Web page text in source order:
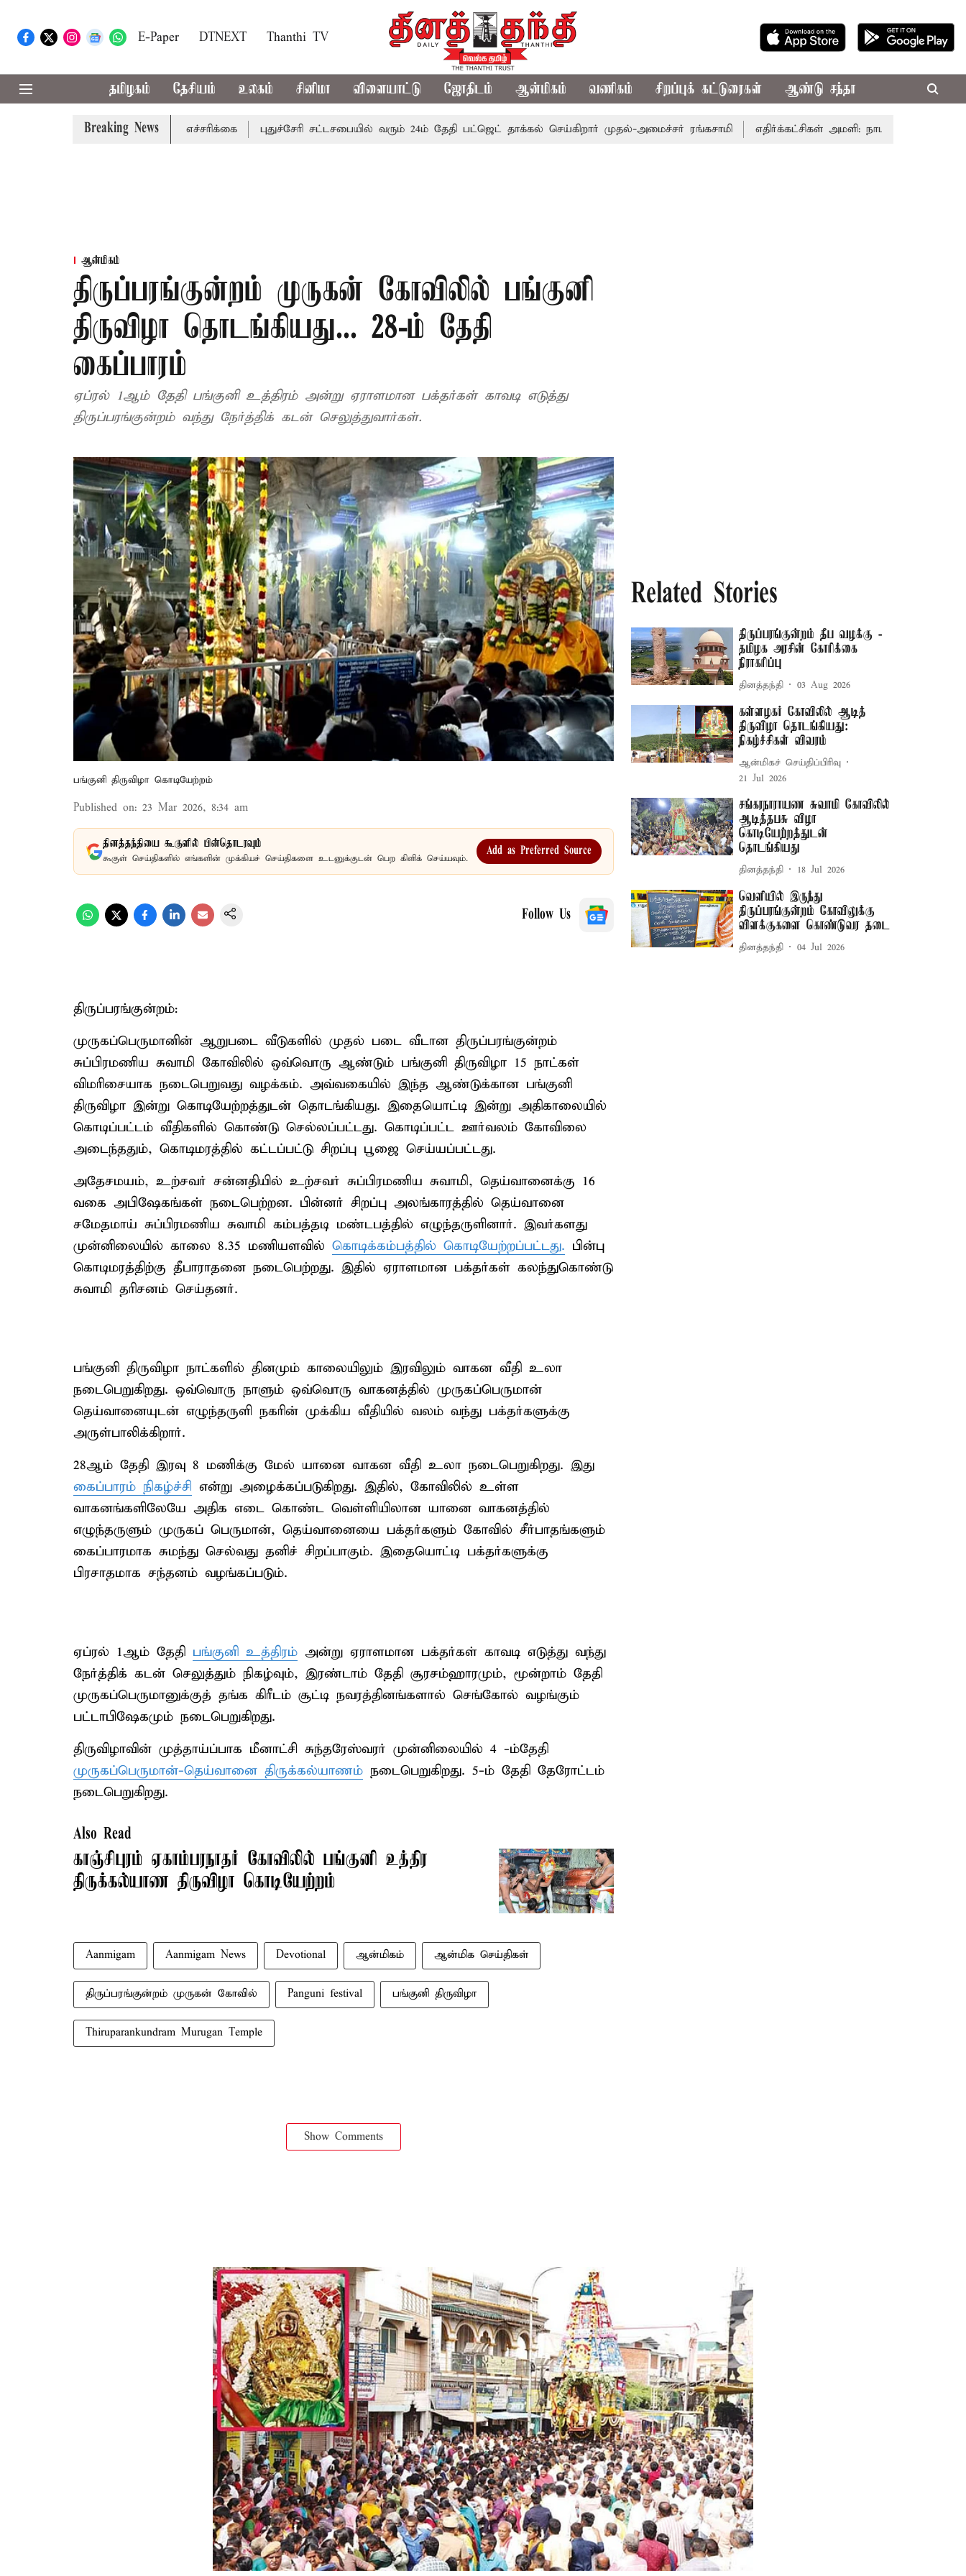
E-Paper DTNEXT Thanthi TV
தமிழகம் தேசியம் உலகம் சினிமா விளையாட்டு ஜோதிடம் ஆன்மிகம் வணிகம் சிறப்புக் கட்டுரைகள் ஆண்டு சந்தா
Breaking News
கன மழை எச்சரிக்கை புதுச்சேரி சட்டசபையில் வரும் 24ம் தேதி பட்ஜெட் தாக்கல் செய்கிறார் முதல்-அமைச்சர் ரங்கசாமி எதிர்க்கட்சிகள் அமளி: நாடாளுமன்ற இரு
ஆன்மிகம்
திருப்பரங்குன்றம் முருகன் கோவிலில் பங்குனி
திருவிழா தொடங்கியது... 28-ம் தேதி
கைப்பாரம்
ஏப்ரல் 1ஆம் தேதி பங்குனி உத்திரம் அன்று ஏராளமான பக்தர்கள் காவடி எடுத்து
திருப்பரங்குன்றம் வந்து நேர்த்திக் கடன் செலுத்துவார்கள்.
பங்குனி திருவிழா கொடியேற்றம்
Published on: 23 Mar 2026, 8:34 am
தினத்தந்தியை கூகுளில் பின்தொடரவும்
கூகுள் செய்திகளில் எங்களின் முக்கியச் செய்திகளை உடனுக்குடன் பெற கிளிக் செய்யவும்.
Add as Preferred Source
Follow Us
திருப்பரங்குன்றம்:
முருகப்பெருமானின் ஆறுபடை வீடுகளில் முதல் படை வீடான திருப்பரங்குன்றம்
சுப்பிரமணிய சுவாமி கோவிலில் ஒவ்வொரு ஆண்டும் பங்குனி திருவிழா 15 நாட்கள்
விமரிசையாக நடைபெறுவது வழக்கம். அவ்வகையில் இந்த ஆண்டுக்கான பங்குனி
திருவிழா இன்று கொடியேற்றத்துடன் தொடங்கியது. இதையொட்டி இன்று அதிகாலையில்
கொடிப்பட்டம் வீதிகளில் கொண்டு செல்லப்பட்டது. கொடிப்பட்ட ஊர்வலம் கோவிலை
அடைந்ததும், கொடிமரத்தில் கட்டப்பட்டு சிறப்பு பூஜை செய்யப்பட்டது.
அதேசமயம், உற்சவர் சன்னதியில் உற்சவர் சுப்பிரமணிய சுவாமி, தெய்வானைக்கு 16
வகை அபிஷேகங்கள் நடைபெற்றன. பின்னர் சிறப்பு அலங்காரத்தில் தெய்வானை
சமேதமாய் சுப்பிரமணிய சுவாமி கம்பத்தடி மண்டபத்தில் எழுந்தருளினார். இவர்களது
முன்னிலையில் காலை 8.35 மணியளவில் கொடிக்கம்பத்தில் கொடியேற்றப்பட்டது. பின்பு
கொடிமரத்திற்கு தீபாராதனை நடைபெற்றது. இதில் ஏராளமான பக்தர்கள் கலந்துகொண்டு
சுவாமி தரிசனம் செய்தனர்.
பங்குனி திருவிழா நாட்களில் தினமும் காலையிலும் இரவிலும் வாகன வீதி உலா
நடைபெறுகிறது. ஒவ்வொரு நாளும் ஒவ்வொரு வாகனத்தில் முருகப்பெருமான்
தெய்வானையுடன் எழுந்தருளி நகரின் முக்கிய வீதியில் வலம் வந்து பக்தர்களுக்கு
அருள்பாலிக்கிறார்.
28ஆம் தேதி இரவு 8 மணிக்கு மேல் யானை வாகன வீதி உலா நடைபெறுகிறது. இது
கைப்பாரம் நிகழ்ச்சி என்று அழைக்கப்படுகிறது. இதில், கோவிலில் உள்ள
வாகனங்களிலேயே அதிக எடை கொண்ட வெள்ளியிலான யானை வாகனத்தில்
எழுந்தருளும் முருகப் பெருமான், தெய்வானையை பக்தர்களும் கோவில் சீர்பாதங்களும்
கைப்பாரமாக சுமந்து செல்வது தனிச் சிறப்பாகும். இதையொட்டி பக்தர்களுக்கு
பிரசாதமாக சந்தனம் வழங்கப்படும்.
ஏப்ரல் 1ஆம் தேதி பங்குனி உத்திரம் அன்று ஏராளமான பக்தர்கள் காவடி எடுத்து வந்து
நேர்த்திக் கடன் செலுத்தும் நிகழ்வும், இரண்டாம் தேதி சூரசம்ஹாரமும், மூன்றாம் தேதி
முருகப்பெருமானுக்குத் தங்க கிரீடம் சூட்டி நவரத்தினங்களால் செங்கோல் வழங்கும்
பட்டாபிஷேகமும் நடைபெறுகிறது.
திருவிழாவின் முத்தாய்ப்பாக மீனாட்சி சுந்தரேஸ்வரர் முன்னிலையில் 4 -ம்தேதி
முருகப்பெருமான்-தெய்வானை திருக்கல்யாணம் நடைபெறுகிறது. 5-ம் தேதி தேரோட்டம்
நடைபெறுகிறது.
Also Read
காஞ்சிபுரம் ஏகாம்பரநாதர் கோவிலில் பங்குனி உத்திர
திருக்கல்யாண திருவிழா கொடியேற்றம்
Aanmigam Aanmigam News Devotional ஆன்மிகம் ஆன்மிக செய்திகள்
திருப்பரங்குன்றம் முருகன் கோவில் Panguni festival பங்குனி திருவிழா
Thiruparankundram Murugan Temple
Show Comments
Related Stories
திருப்பரங்குன்றம் தீப வழக்கு -
தமிழக அரசின் கோரிக்கை
நிராகரிப்பு
தினத்தந்தி 03 Aug 2026
கள்ளழகர் கோவிலில் ஆடித்
திருவிழா தொடங்கியது:
நிகழ்ச்சிகள் விவரம்
ஆன்மிகச் செய்திப்பிரிவு
21 Jul 2026
சங்கரநாராயண சுவாமி கோவிலில்
ஆடித்தபசு விழா
கொடியேற்றத்துடன்
தொடங்கியது
தினத்தந்தி 18 Jul 2026
வெளியில் இருந்து
திருப்பரங்குன்றம் கோவிலுக்கு
விளக்குகளை கொண்டுவர தடை
தினத்தந்தி 04 Jul 2026